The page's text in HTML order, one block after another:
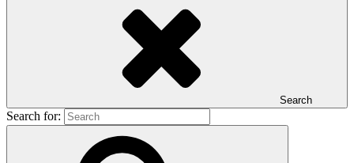
Search
Search for: